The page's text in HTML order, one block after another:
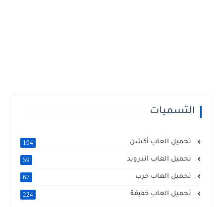
التسميات
تحميل العاب أكشن 194
تحميل العاب اندرويد 59
تحميل العاب حرب 67
تحميل العاب خفيفة 224